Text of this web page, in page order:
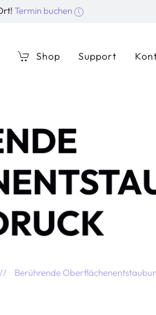
Termin buchen
Shop Support
Berührende